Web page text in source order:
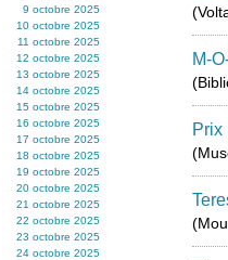
9 octobre 2025
10 octobre 2025
11 octobre 2025
12 octobre 2025
13 octobre 2025
14 octobre 2025
15 octobre 2025
16 octobre 2025
17 octobre 2025
18 octobre 2025
19 octobre 2025
20 octobre 2025
21 octobre 2025
22 octobre 2025
23 octobre 2025
24 octobre 2025
M-
Prix